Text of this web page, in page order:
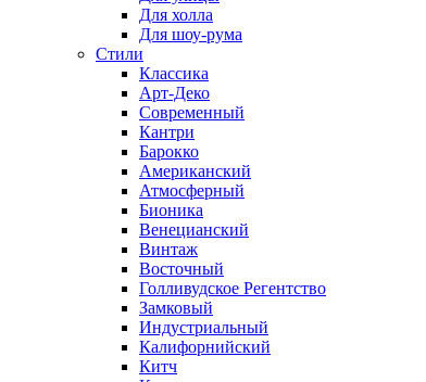
Для холла
Для шоу-рума
Стили
Классика
Арт-Деко
Современный
Кантри
Барокко
Американский
Атмосферный
Бионика
Венецианский
Винтаж
Восточный
Голливудское Регентство
Замковый
Индустриальный
Калифорнийский
Китч